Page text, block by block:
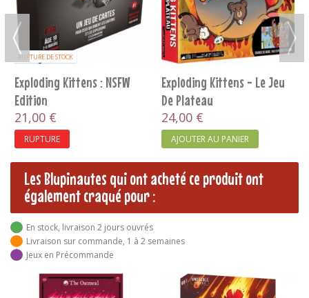
RUPTURE DE STOCK
Exploding Kittens : NSFW
Edition
21,00 €
RUPTURE
Exploding Kittens - Le Jeu
De Plateau
24,00 €
AJOUTER AU PANIER
Les Blupinautes qui ont acheté ce produit ont
également craqué pour :
En stock, livraison 2 jours ouvrés
Livraison sur commande, 1 à 2 semaines
Jeux en Précommande